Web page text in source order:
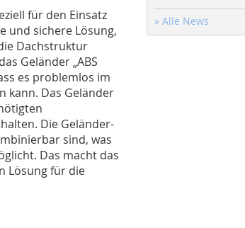
für den Einsatz
und sichere Lösung,
Dachstruktur
Geländer „ABS
es problemlos im
kann. Das Geländer
Die Geländer-
sind, was
Das macht das
Lösung für die
» Alle News